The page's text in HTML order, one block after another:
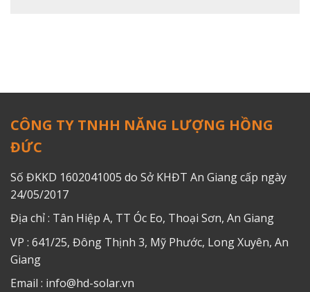
CÔNG TY TNHH NĂNG LƯỢNG HỒNG
ĐỨC
Số ĐKKD 1602041005 do Sở KHĐT An Giang cấp ngày
24/05/2017
Địa chỉ : Tân Hiệp A, TT Óc Eo, Thoại Sơn, An Giang
VP : 641/25, Đông Thịnh 3, Mỹ Phước, Long Xuyên, An
Giang
Email : info@hd-solar.vn